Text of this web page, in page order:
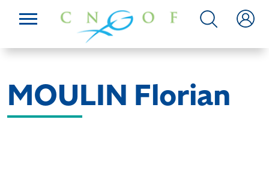
MOULIN Florian